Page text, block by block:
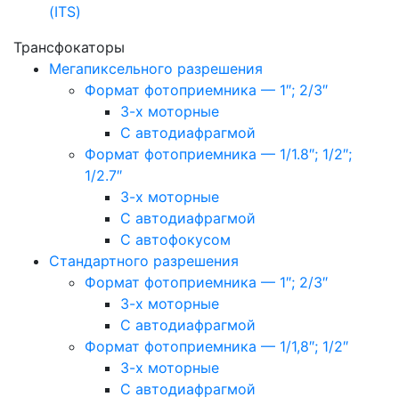
(ITS)
Трансфокаторы
Мегапиксельного разрешения
Формат фотоприемника — 1″; 2/3″
3-х моторные
С автодиафрагмой
Формат фотоприемника — 1/1.8″; 1/2″;
1/2.7″
3-х моторные
С автодиафрагмой
С автофокусом
Стандартного разрешения
Формат фотоприемника — 1″; 2/3″
3-х моторные
С автодиафрагмой
Формат фотоприемника — 1/1,8″; 1/2″
3-х моторные
С автодиафрагмой